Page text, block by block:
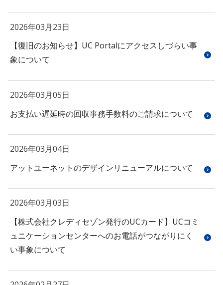
2026年03月23日
【復旧のお知らせ】UC Portalにアクセスしづらい事
象について
2026年03月05日
お支払い遅延時の回収事務手数料のご請求について
2026年03月04日
アットユーネットのデザインリニューアルについて
2026年03月03日
【株式会社クレディセゾン発行のUCカード】UCコミ
ュニケーションセンターへのお電話がつながりにく
い事象について